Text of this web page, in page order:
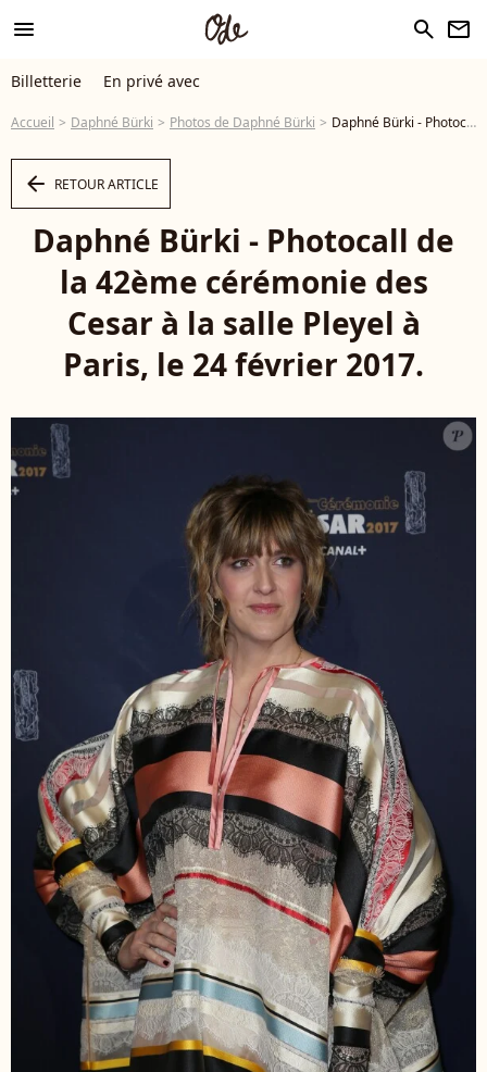
menu search newsletter
Billetterie En privé avec
Accueil Daphné Bürki Photos de Daphné Bürki Daphné Bürki - Photocall de la 42ème cérémonie des Cesar à la salle Pleyel à Paris, le 24 février 2017. © Dominique Jacovides - Olivier Borde / Bestimage - Photo
arrow_left RETOUR ARTICLE
Daphné Bürki - Photocall de
la 42ème cérémonie des
Cesar à la salle Pleyel à
Paris, le 24 février 2017.